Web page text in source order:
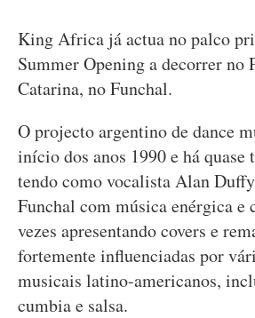
King Africa já actua no palco
Summer Opening a decorrer no
Catarina, no Funchal.
O projecto argentino de dance
início dos anos 1990 e há quase
tendo como vocalista Alan
Funchal com música enérgica e
vezes apresentando covers e
fortemente influenciadas por
musicais latino-americanos,
cumbia e salsa.